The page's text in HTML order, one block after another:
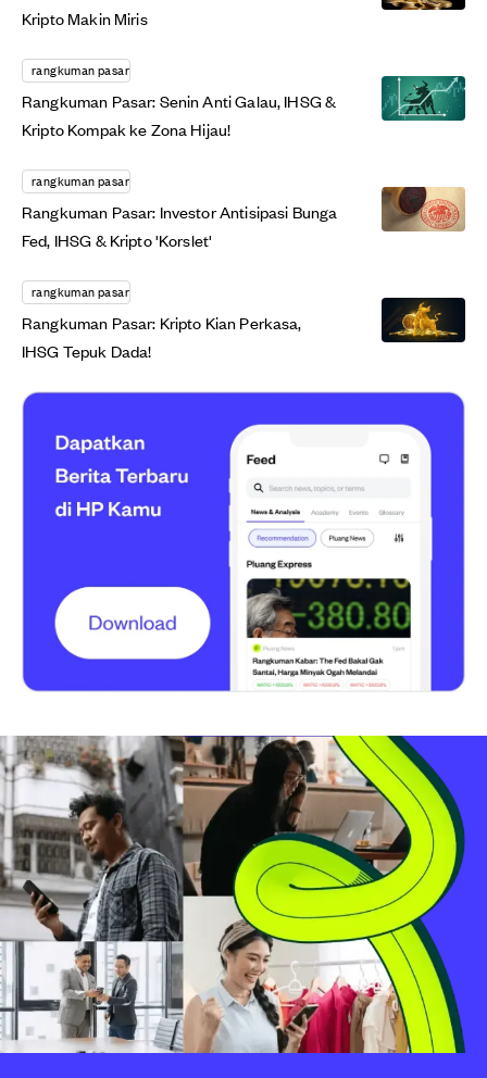
Kripto Makin Miris
rangkuman pasar
Rangkuman Pasar: Senin Anti Galau, IHSG &
Kripto Kompak ke Zona Hijau!
rangkuman pasar
Rangkuman Pasar: Investor Antisipasi Bunga
Fed, IHSG & Kripto 'Korslet'
rangkuman pasar
Rangkuman Pasar: Kripto Kian Perkasa,
IHSG Tepuk Dada!